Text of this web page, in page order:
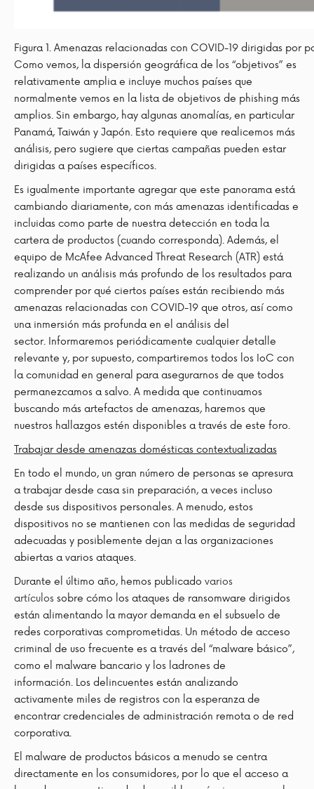
Figura 1. Amenazas relacionadas con COVID-19 dirigidas por
Como vemos, la dispersión geográfica de los “objetivos” es
relativamente amplia e incluye muchos países que
normalmente vemos en la lista de objetivos de phishing más
amplios. Sin embargo, hay algunas anomalías, en particular
Panamá, Taiwán y Japón. Esto requiere que realicemos más
análisis, pero sugiere que ciertas campañas pueden estar
dirigidas a países específicos.
Es igualmente importante agregar que este panorama está
cambiando diariamente, con más amenazas identificadas e
incluidas como parte de nuestra detección en toda la
cartera de productos (cuando corresponda). Además, el
equipo de McAfee Advanced Threat Research (ATR) está
realizando un análisis más profundo de los resultados para
comprender por qué ciertos países están recibiendo más
amenazas relacionadas con COVID-19 que otros, así como
una inmersión más profunda en el análisis del
sector. Informaremos periódicamente cualquier detalle
relevante y, por supuesto, compartiremos todos los IoC con
la comunidad en general para asegurarnos de que todos
permanezcamos a salvo. A medida que continuamos
buscando más artefactos de amenazas, haremos que
nuestros hallazgos estén disponibles a través de este foro.
Trabajar desde amenazas domésticas contextualizadas
En todo el mundo, un gran número de personas se apresura
a trabajar desde casa sin preparación, a veces incluso
desde sus dispositivos personales. A menudo, estos
dispositivos no se mantienen con las medidas de seguridad
adecuadas y posiblemente dejan a las organizaciones
abiertas a varios ataques.
Durante el último año, hemos publicado varios
artículossobre cómo los ataques de ransomware dirigidos
están alimentando la mayor demanda en el subsuelo de
redes corporativas comprometidas. Un método de acceso
criminal de uso frecuente es a través del “malware básico”,
como el malware bancario y los ladrones de
información. Los delincuentes están analizando
activamente miles de registros con la esperanza de
encontrar credenciales de administración remota o de red
corporativa.
El malware de productos básicos a menudo se centra
directamente en los consumidores, por lo que el acceso a